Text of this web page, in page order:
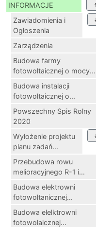
INFORMACJE
Zawiadomienia i
Ogłoszenia
Zarządzenia
Budowa farmy
fotowoltaicznej o mocy...
Budowa instalacji
fotowoltaicznej o...
Powszechny Spis Rolny
2020
Wyłożenie projektu
planu zadań...
Przebudowa rowu
melioracyjnego R-1 i...
Budowa elektrowni
fotowoltanicznej...
Budowa elelktrowni
fotowolaicznej...